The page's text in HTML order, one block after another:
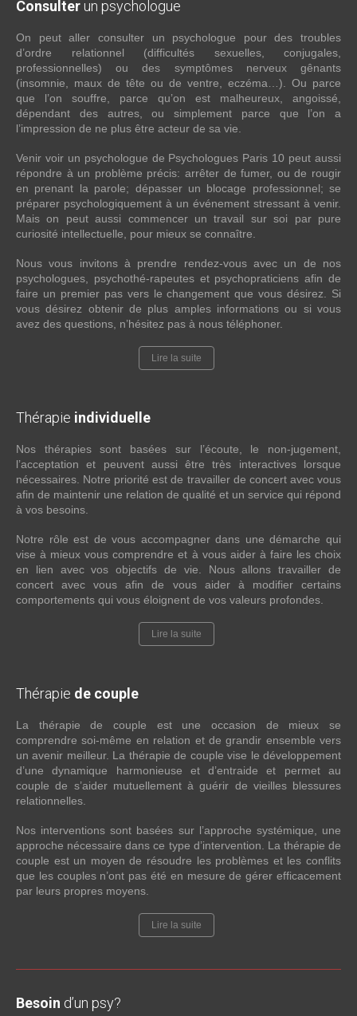
Consulter un psychologue
On peut aller consulter un psychologue pour des troubles
d’ordre relationnel (difficultés sexuelles, conjugales,
professionnelles) ou des symptômes nerveux gênants
(insomnie, maux de tête ou de ventre, eczéma…). Ou parce
que l’on souffre, parce qu’on est malheureux, angoissé,
dépendant des autres, ou simplement parce que l’on a
l’impression de ne plus être acteur de sa vie.
Venir voir un psychologue de Psychologues Paris 10 peut aussi
répondre à un problème précis: arrêter de fumer, ou de rougir
en prenant la parole; dépasser un blocage professionnel; se
préparer psychologiquement à un événement stressant à venir.
Mais on peut aussi commencer un travail sur soi par pure
curiosité intellectuelle, pour mieux se connaître.
Nous vous invitons à prendre rendez-vous avec un de nos
psychologues, psychothé-rapeutes et psychopraticiens afin de
faire un premier pas vers le changement que vous désirez. Si
vous désirez obtenir de plus amples informations ou si vous
avez des questions, n’hésitez pas à nous téléphoner.
Lire la suite
Thérapie individuelle
Nos thérapies sont basées sur l’écoute, le non-jugement,
l’acceptation et peuvent aussi être très interactives lorsque
nécessaires. Notre priorité est de travailler de concert avec vous
afin de maintenir une relation de qualité et un service qui répond
à vos besoins.
Notre rôle est de vous accompagner dans une démarche qui
vise à mieux vous comprendre et à vous aider à faire les choix
en lien avec vos objectifs de vie. Nous allons travailler de
concert avec vous afin de vous aider à modifier certains
comportements qui vous éloignent de vos valeurs profondes.
Lire la suite
Thérapie de couple
La thérapie de couple est une occasion de mieux se
comprendre soi-même en relation et de grandir ensemble vers
un avenir meilleur. La thérapie de couple vise le développement
d’une dynamique harmonieuse et d’entraide et permet au
couple de s’aider mutuellement à guérir de vieilles blessures
relationnelles.
Nos interventions sont basées sur l’approche systémique, une
approche nécessaire dans ce type d’intervention. La thérapie de
couple est un moyen de résoudre les problèmes et les conflits
que les couples n’ont pas été en mesure de gérer efficacement
par leurs propres moyens.
Lire la suite
Besoin d’un psy?